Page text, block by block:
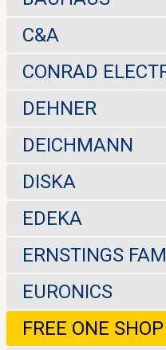
C&A
CONRAD
DEHNER
DEICHMANN
DISKA
EDEKA
ERNSTINGS
EURONICS
FREE ONE SHOP